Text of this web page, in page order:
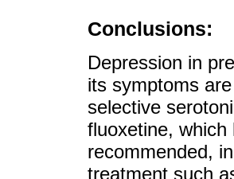
Conclusions:
Depression in
its symptoms
selective
fluoxetine, which
recommended,
treatment such